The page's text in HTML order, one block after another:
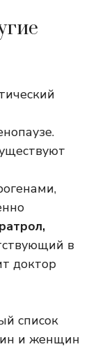
в
доктор
список
и женщин